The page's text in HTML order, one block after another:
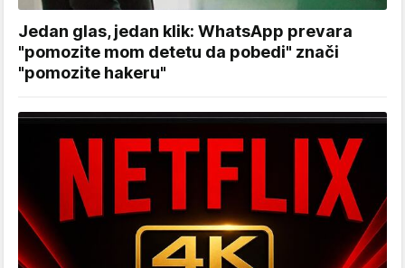
Jedan glas, jedan klik: WhatsApp prevara
"pomozite mom detetu da pobedi" znači
"pomozite hakeru"